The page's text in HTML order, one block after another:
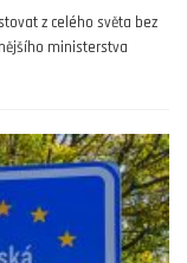
z celého světa bez
ministerstva